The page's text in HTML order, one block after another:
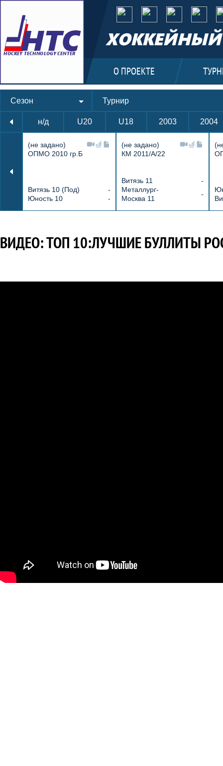
ХОККЕЙНЫЙ
О ПРОЕКТЕ
Сезон Турнир
н/д U20 U18 2003 2004
(не задано)
ОПМО 2010 гр.Б
Витязь 10 (Под)
-
Юность 10
-
(не задано)
КМ 2011/А/22
Витязь 11
-
Металлург-
Москва 11
-
ВИДЕО: ТОП 10:ЛУЧШИЕ БУЛЛИТЫ